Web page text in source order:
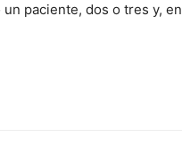
paciente, dos o tres y, en